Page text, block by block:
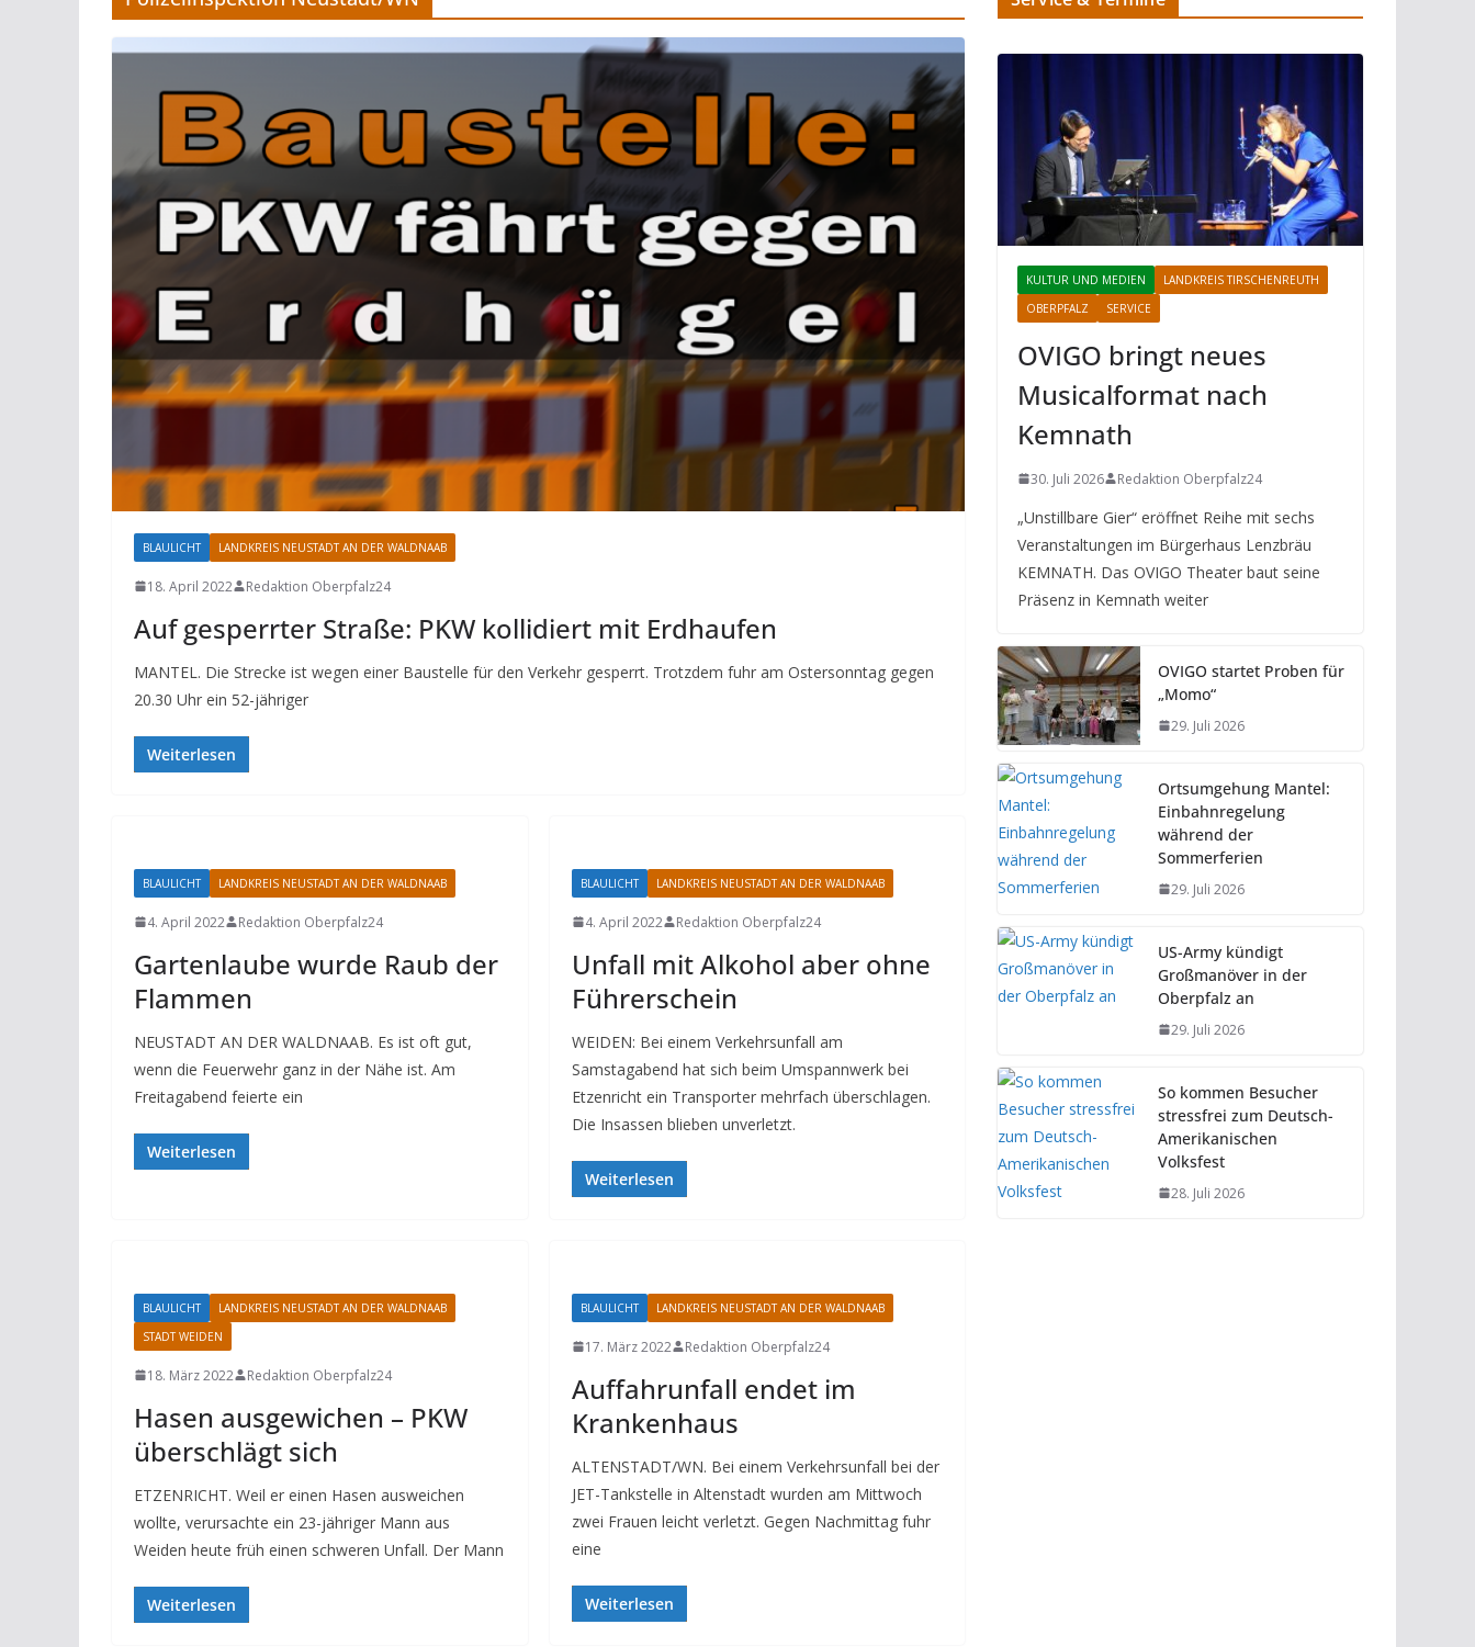
BLAULICHT LANDKREIS NEUSTADT AN DER WALDNAAB
18. April 2022 Redaktion Oberpfalz24
Auf gesperrter Straße: PKW kollidiert mit Erdhaufen
MANTEL. Die Strecke ist wegen einer Baustelle für den Verkehr gesperrt. Trotzdem fuhr am Ostersonntag gegen
20.30 Uhr ein 52-jähriger
Weiterlesen
BLAULICHT LANDKREIS NEUSTADT AN DER WALDNAAB
4. April 2022 Redaktion Oberpfalz24
Gartenlaube wurde Raub der
Flammen
NEUSTADT AN DER WALDNAAB. Es ist oft gut,
wenn die Feuerwehr ganz in der Nähe ist. Am
Freitagabend feierte ein
Weiterlesen
BLAULICHT LANDKREIS NEUSTADT AN DER WALDNAAB
4. April 2022 Redaktion Oberpfalz24
Unfall mit Alkohol aber ohne
Führerschein
WEIDEN: Bei einem Verkehrsunfall am
Samstagabend hat sich beim Umspannwerk bei
Etzenricht ein Transporter mehrfach überschlagen.
Die Insassen blieben unverletzt.
Weiterlesen
BLAULICHT
LANDKREIS NEUSTADT AN DER WALDNAAB
STADT WEIDEN
18. März 2022 Redaktion Oberpfalz24
Hasen ausgewichen – PKW
überschlägt sich
ETZENRICHT. Weil er einen Hasen ausweichen
wollte, verursachte ein 23-jähriger Mann aus
Weiden heute früh einen schweren Unfall. Der Mann
Weiterlesen
BLAULICHT LANDKREIS NEUSTADT AN DER WALDNAAB
17. März 2022 Redaktion Oberpfalz24
Auffahrunfall endet im
Krankenhaus
ALTENSTADT/WN. Bei einem Verkehrsunfall bei der
JET-Tankstelle in Altenstadt wurden am Mittwoch
zwei Frauen leicht verletzt. Gegen Nachmittag fuhr
eine
Weiterlesen
KULTUR UND MEDIEN
LANDKREIS TIRSCHENREUTH
OBERPFALZ
SERVICE
OVIGO bringt neues
Musicalformat nach
Kemnath
30. Juli 2026 Redaktion Oberpfalz24
„Unstillbare Gier“ eröffnet Reihe mit sechs
Veranstaltungen im Bürgerhaus Lenzbräu
KEMNATH. Das OVIGO Theater baut seine
Präsenz in Kemnath weiter
OVIGO startet Proben für
„Momo“
29. Juli 2026
Ortsumgehung Mantel:
Einbahnregelung
während der
Sommerferien
29. Juli 2026
US-Army kündigt
Großmanöver in der
Oberpfalz an
29. Juli 2026
So kommen Besucher
stressfrei zum Deutsch-
Amerikanischen
Volksfest
28. Juli 2026